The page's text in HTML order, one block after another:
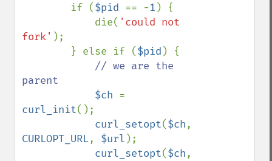
        if (
$pid == -1 ) {
            die(
'could not
fork' );
        } else if (
$pid ) {
// we are the
parent
$ch
curl_init();
curl_setopt($ch
CURLOPT_URL, $url );
curl_setopt($ch